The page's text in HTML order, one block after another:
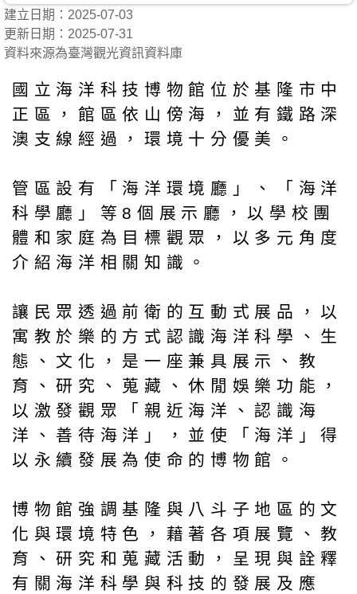
建立日期：2025-07-03
更新日期：2025-07-31
資料來源為臺灣觀光資訊資料庫
國立海洋科技博物館位於基隆市中
正區，館區依山傍海，並有鐵路深
澳支線經過，環境十分優美。
管區設有「海洋環境廳」、「海洋
科學廳」等8個展示廳，以學校團
體和家庭為目標觀眾，以多元角度
介紹海洋相關知識。
讓民眾透過前衛的互動式展品，以
寓教於樂的方式認識海洋科學、生
態、文化，是一座兼具展示、教
育、研究、蒐藏、休閒娛樂功能，
以激發觀眾「親近海洋、認識海
洋、善待海洋」，並使「海洋」得
以永續發展為使命的博物館。
博物館強調基隆與八斗子地區的文
化與環境特色，藉著各項展覽、教
育、研究和蒐藏活動，呈現與詮釋
有關海洋科學與科技的發展及應